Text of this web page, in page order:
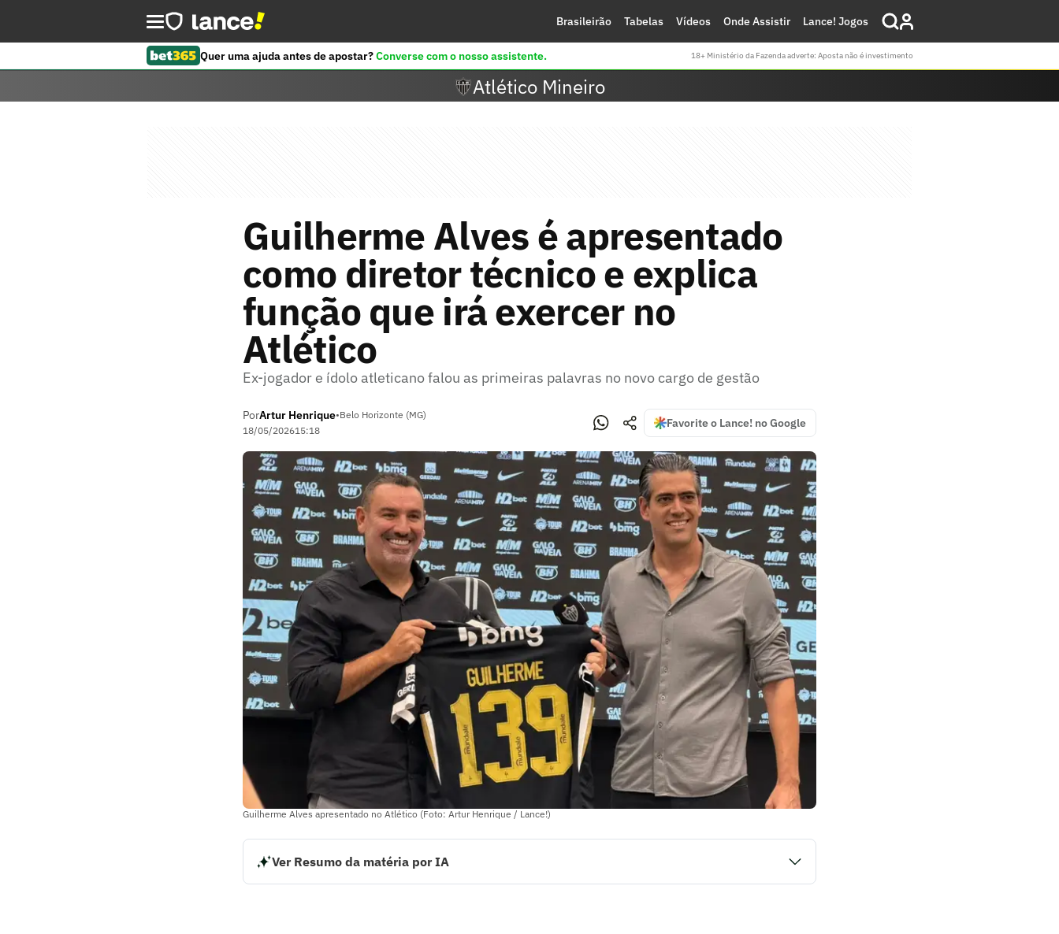
Brasileirão Tabelas Vídeos Onde Assistir Lance! Jogos
Quer uma ajuda antes de apostar?Converse com o nosso assistente. 18+ Ministério da Fazenda adverte: Aposta não é investimento
Atlético Mineiro
Guilherme Alves é apresentado
como diretor técnico e explica
função que irá exercer no
Atlético
Ex-jogador e ídolo atleticano falou as primeiras palavras no novo cargo de gestão
PorArtur Henrique•Belo Horizonte (MG)
18/05/202615:18
Favorite o Lance! no Google
Guilherme Alves apresentado no Atlético (Foto: Artur Henrique / Lance!)
Ver Resumo da matéria por IA